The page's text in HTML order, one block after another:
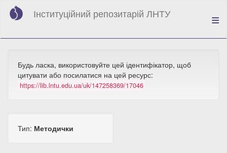
Перейти
вмісту
Інституційний репозитарій ЛНТУ
Будь ласка, використовуйте цей ідентифікатор, щоб
цитувати або посилатися на цей ресурс:
https://lib.lntu.edu.ua/uk/147258369/17046
Тип: Методички